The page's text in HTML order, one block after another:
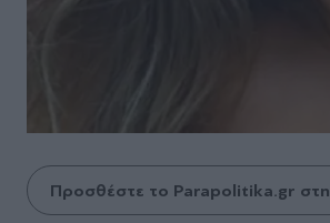
Προσθέστε το Parapolitika.gr